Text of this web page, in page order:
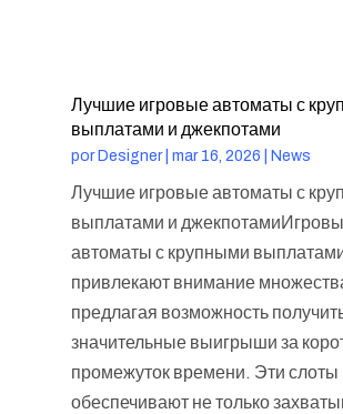
Лучшие игровые автоматы с
выплатами и джекпотами
por Designer| mar 16, 2026 News
Лучшие игровые автоматы с
выплатами и
автоматы с крупными
привлекают внимание
предлагая возможность
значительные выигрыши за
промежуток времени. Эти слоты
обеспечивают не только